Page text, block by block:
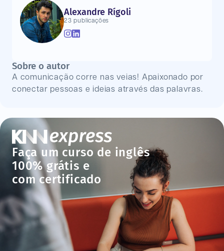
Faça um curso de inglês
100% grátis e
com certificado
Alexandre Rígoli
23 publicações
Sobre o autor
A comunicação corre nas veias! Apaixonado por
conectar pessoas e ideias através das palavras.